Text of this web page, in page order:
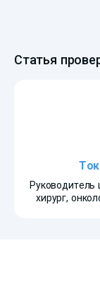
Статья
Руководитель
хирург,